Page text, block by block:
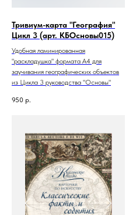
Тривиум-карта "География"
Цикл 3 (арт. КБОсновы015)
Удобная ламинированная
"раскладушка" формата А4 для
заучивания географических объектов
из Цикла 3 руководства "Основы"
950 р.